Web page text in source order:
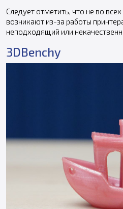
Следует отметить, что не во
возникают из-за работы
неподходящий или
3DBenchy